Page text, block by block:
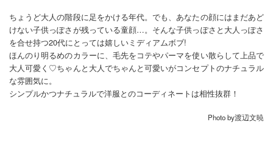
ちょうど大人の階段に足をかける年代。でも、あなたの顔にはまだあど
けない子供っぽさが残っている童顔…。そんな子供っぽさと大人っぽさ
を合せ持つ20代にとっては嬉しいミディアムボブ!
ほんのり明るめのカラーに、毛先をコテやパーマを使い散らして上品で
大人可愛く♡ちゃんと大人でちゃんと可愛いがコンセプトのナチュラル
な雰囲気に。
シンプルかつナチュラルで洋服とのコーディネートは相性抜群！
Photo by渡辺文暁